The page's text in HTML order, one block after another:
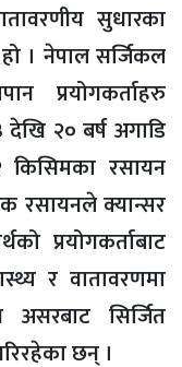
सुधारका
हो । नेपाल सर्जिकल
प्रयोगकर्ताहरु
२० बर्ष अगाडि
रसायन
रसायनले क्यान्सर
प्रयोगकर्ताबाट
र वातावरणमा
सिर्जित
छन् ।